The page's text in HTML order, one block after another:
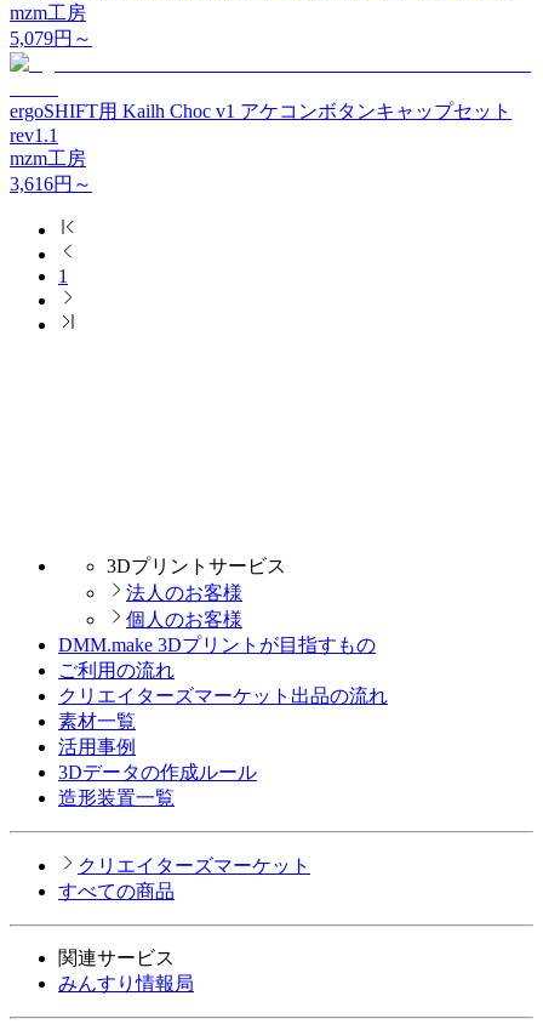
mzm工房
5,079円～
ergoSHIFT用 Kailh Choc v1 アケコンボタンキャップセット
rev1.1
mzm工房
3,616円～
1
3Dプリントサービス
法人のお客様
個人のお客様
DMM.make 3Dプリントが目指すもの
ご利用の流れ
クリエイターズマーケット出品の流れ
素材一覧
活用事例
3Dデータの作成ルール
造形装置一覧
クリエイターズマーケット
すべての商品
関連サービス
みんすり情報局